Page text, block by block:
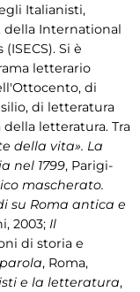
Italianisti,
della International
Si è
letterario
di
di letteratura
letteratura. Tra
della vita». La
nel 1799, Parigi-
mascherato.
su Roma antica e
2003; Il
di storia e
, Roma,
e la letteratura,